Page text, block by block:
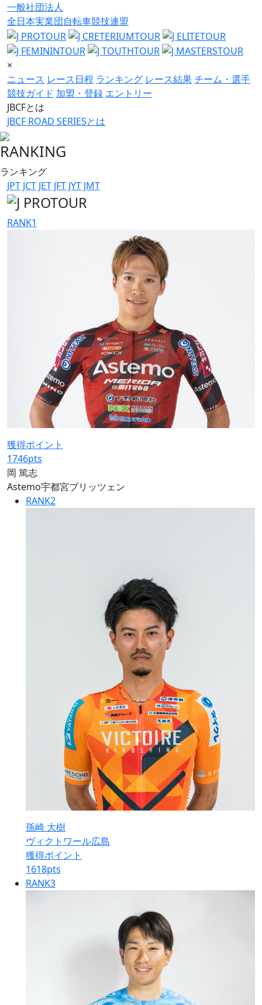
一般社団法人
全日本実業団自転車競技連盟
×
ニュース レース日程 ランキング レース結果チーム・選手
競技ガイド 加盟・登録 エントリー
JBCFとは
JBCF ROAD SERIESとは
RANKING
ランキング
JPT JCT JET JFT JYT JMT
RANK1
獲得ポイント
1746pts
岡 篤志
Astemo宇都宮ブリッツェン
RANK2
孫崎 大樹
ヴィクトワール広島
獲得ポイント
1618pts
RANK3